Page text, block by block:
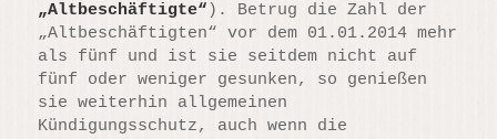
„Altbeschäftigte“ ). Betrug die Zahl der
„Altbeschäftigten“ vor dem 01.01.2014 mehr
als fünf und ist sie seitdem nicht auf
fünf oder weniger gesunken, so genießen
sie weiterhin allgemeinen
Kündigungsschutz, auch wenn die